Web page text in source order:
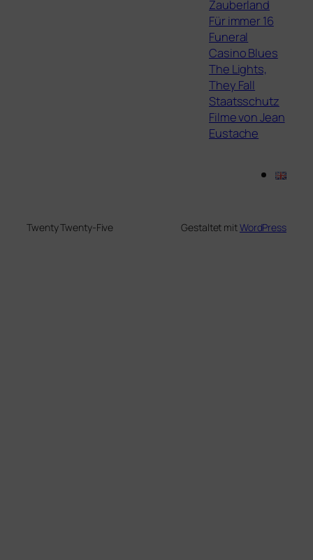
Zauberland
Für immer 16
Funeral
Casino Blues
The Lights,
They Fall
Staatsschutz
Filme von Jean
Eustache
Twenty Twenty-Five Gestaltet mitWordPress